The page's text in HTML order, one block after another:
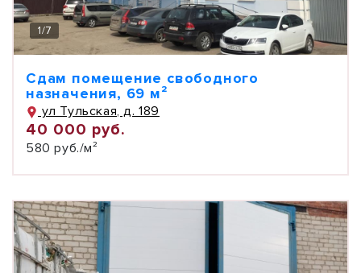
1/7
Сдам помещение свободного
назначения, 69 м²
ул Тульская, д. 189
40 000 руб.
580 руб./м²